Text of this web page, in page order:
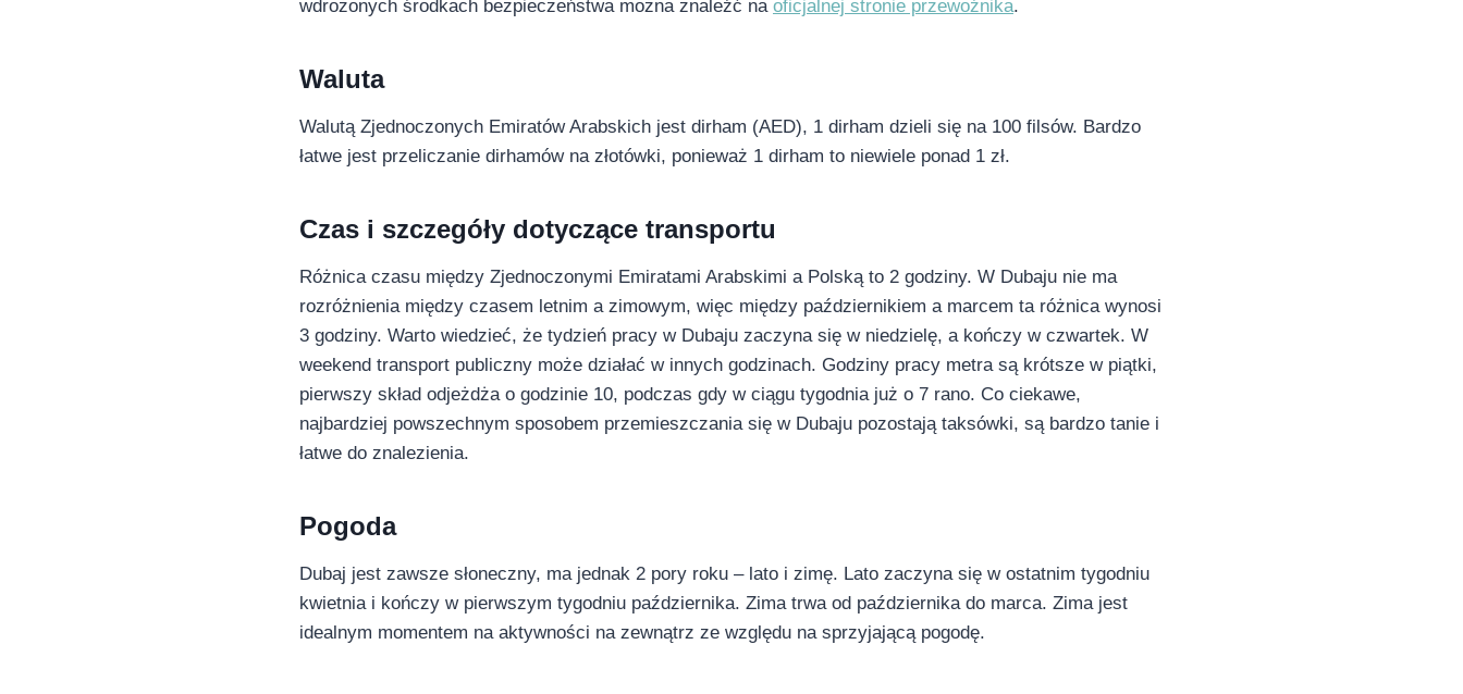
wdrożonych środkach bezpieczeństwa można znaleźć na oficjalnej stronie przewoźnika.
Waluta
Walutą Zjednoczonych Emiratów Arabskich jest dirham (AED), 1 dirham dzieli się na 100 filsów. Bardzo
łatwe jest przeliczanie dirhamów na złotówki, ponieważ 1 dirham to niewiele ponad 1 zł.
Czas i szczegóły dotyczące transportu
Różnica czasu między Zjednoczonymi Emiratami Arabskimi a Polską to 2 godziny. W Dubaju nie ma
rozróżnienia między czasem letnim a zimowym, więc między październikiem a marcem ta różnica wynosi
3 godziny. Warto wiedzieć, że tydzień pracy w Dubaju zaczyna się w niedzielę, a kończy w czwartek. W
weekend transport publiczny może działać w innych godzinach. Godziny pracy metra są krótsze w piątki,
pierwszy skład odjeżdża o godzinie 10, podczas gdy w ciągu tygodnia już o 7 rano. Co ciekawe,
najbardziej powszechnym sposobem przemieszczania się w Dubaju pozostają taksówki, są bardzo tanie i
łatwe do znalezienia.
Pogoda
Dubaj jest zawsze słoneczny, ma jednak 2 pory roku – lato i zimę. Lato zaczyna się w ostatnim tygodniu
kwietnia i kończy w pierwszym tygodniu października. Zima trwa od października do marca. Zima jest
idealnym momentem na aktywności na zewnątrz ze względu na sprzyjającą pogodę.